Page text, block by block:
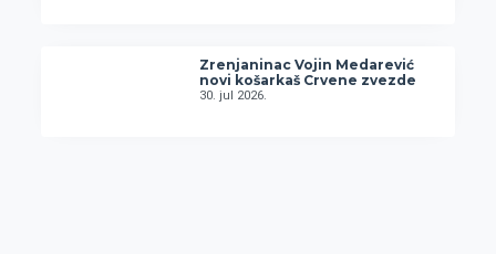
Zrenjaninac Vojin Medarević
novi košarkaš Crvene zvezde
30. jul 2026.